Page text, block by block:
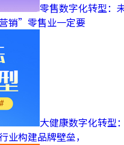
零售数字化转型：
销”零售业一定要
大健康数字化转型
业构建品牌壁垒，